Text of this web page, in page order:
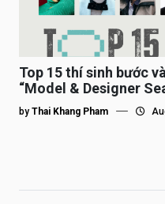
Top 15 thí sinh bước
“Model & Designer
by Thai Khang Pham